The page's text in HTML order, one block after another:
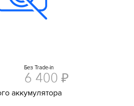
Без Trade-in
6 400 ₽
аккумулятора